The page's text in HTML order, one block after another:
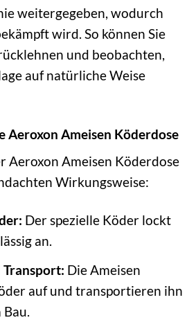
weitergegeben, wodurch
wird. So können Sie
und beobachten,
auf natürliche Weise
Aeroxon Ameisen Köderdose
Aeroxon Ameisen Köderdose
Wirkungsweise:
Der spezielle Köder lockt
an.
Die Ameisen
auf und transportieren ihn